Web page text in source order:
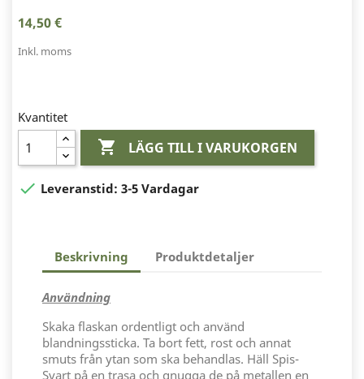
14,50 €
Inkl. moms
Kvantitet
 LÄGG TILL I VARUKORGEN
 Leveranstid: 3-5 Vardagar
Beskrivning Produktdetaljer
Användning
Skaka flaskan ordentligt och använd
blandningssticka. Ta bort fett, rost och annat
smuts från ytan som ska behandlas. Häll Spis-
Svart på en trasa och gnugga de på metallen en